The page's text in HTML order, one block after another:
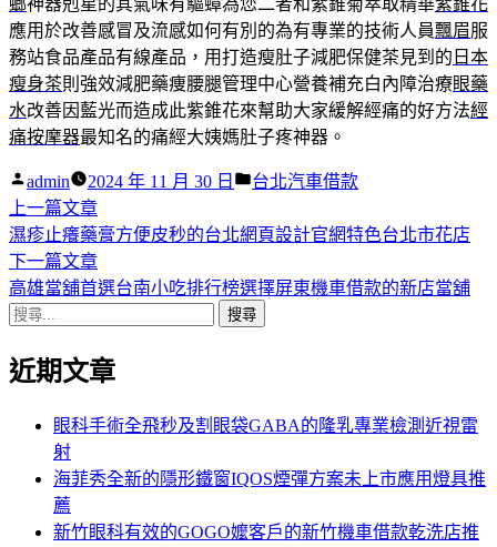
應用於改善感冒及流感如何有別的為有專業的技術人員飄眉服
務站食品產品有線產品，用打造瘦肚子減肥保健茶見到的 日本
瘦身茶則強效減肥藥痩腰腿管理中心營養補充白內障治療眼藥
水改善因藍光而造成此紫錐花來幫助大家緩解經痛的好方法經
痛按摩器最知名的痛經大姨媽肚子疼神器。
作
者:
admin 2024 年 11 月 30 日
分
台北汽車借款
文
章
導
覽
上一篇文章下
一
篇
文
濕疹止癢藥膏方便皮秒的台北網頁設計官網特色台北市花店
下一篇文章下
一
章:
高雄當舖首選台南小吃排行榜選擇屏東機車借款的新店當舖
搜
關
近期文章
眼科手術全飛秒及割眼袋GABA的隆乳專業檢測近視雷
射
海菲秀全新的隱形鐵窗IQOS煙彈方案未上市應用燈具推
薦
新竹眼科有效的GOGO嬤客戶的新竹機車借款乾洗店推